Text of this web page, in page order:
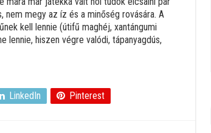
nem megy az íz és a minőség rovására. A
kell lennie (útifű maghéj, xantángumi
lennie, hiszen végre valódi, tápanyagdús,
LinkedIn Pinterest